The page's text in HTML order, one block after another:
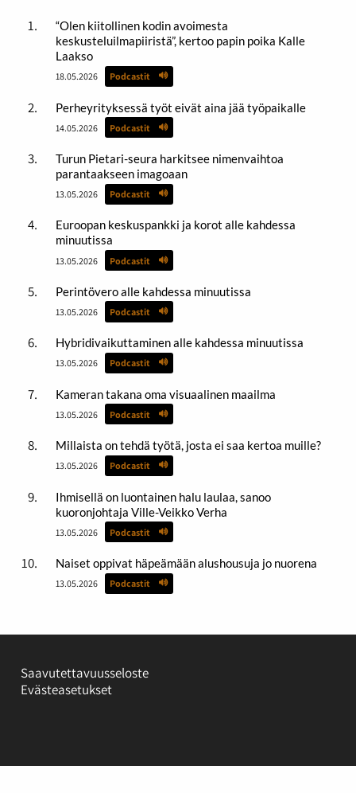
“Olen kiitollinen kodin avoimesta
keskusteluilmapiiristä”, kertoo papin poika Kalle
Laakso
18.05.2026 Podcastit
Perheyrityksessä työt eivät aina jää työpaikalle
14.05.2026 Podcastit
Turun Pietari-seura harkitsee nimenvaihtoa
parantaakseen imagoaan
13.05.2026 Podcastit
Euroopan keskuspankki ja korot alle kahdessa
minuutissa
13.05.2026 Podcastit
Perintövero alle kahdessa minuutissa
13.05.2026 Podcastit
Hybridivaikuttaminen alle kahdessa minuutissa
13.05.2026 Podcastit
Kameran takana oma visuaalinen maailma
13.05.2026 Podcastit
Millaista on tehdä työtä, josta ei saa kertoa muille?
13.05.2026 Podcastit
Ihmisellä on luontainen halu laulaa, sanoo
kuoronjohtaja Ville-Veikko Verha
13.05.2026 Podcastit
Naiset oppivat häpeämään alushousuja jo nuorena
13.05.2026 Podcastit
Saavutettavuusseloste
Evästeasetukset